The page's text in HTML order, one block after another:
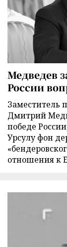
Медведев
России
Заместитель
Дмитрий
победе
Урсулу фон
отношения к